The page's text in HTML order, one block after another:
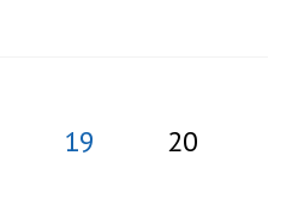
19 20